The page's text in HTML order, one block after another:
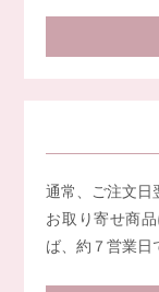
通常、ご注文日
お取り寄せ商
ば、約７営業日